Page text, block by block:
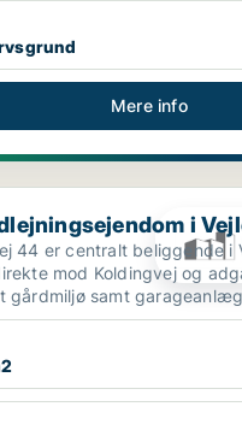
Mere info
i Vejle
i
44 er centralt beliggende i
mod Koldingvej og
gårdmiljø samt
Ejen...